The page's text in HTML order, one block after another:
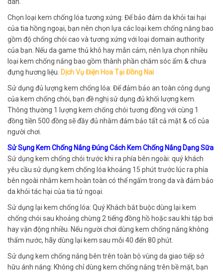
dán.
Chọn loại kem chống lóa tương xứng: Để bảo đảm da khỏi tai hại
của tia hồng ngoại, bạn nên chọn lựa các loại kem chống nắng bao
gồm độ chống chói cao và tương xứng với loại domain authority
của bạn. Nếu da game thủ khô hay mẫn cảm, nên lựa chọn nhiều
loại kem chống nắng bao gồm thành phần chăm sóc ẩm & chưa
đựng hương liệu. Dịch Vụ Điện Hoa Tại Đồng Nai
Sử dụng đủ lượng kem chống lóa: Để đảm bảo an toàn công dụng
của kem chống chói, bạn đề nghị sử dụng đủ khối lượng kem.
Thông thường 1 lượng kem chống chói tương đồng với cùng 1
đồng tiền 500 đồng sẽ đầy đủ nhằm đảm bảo tất cả mặt & cổ của
người chơi.
Sử Sụng Kem Chống Nắng Đúng Cách Kem Chống Nắng Dạng Sữa
Sử dụng kem chống chói trước khi ra phía bên ngoài: quý khách
yêu cầu sử dụng kem chống lóa khoảng 15 phút trước lúc ra phía
bên ngoài nhằm kem hoàn toàn có thể ngấm trong da và đảm bảo
da khỏi tác hại của tia tử ngoại.
Sử dụng lại kem chống lóa: Quý Khách bắt buộc dùng lại kem
chống chói sau khoảng chừng 2 tiếng đồng hồ hoặc sau khi tập bơi
hay vận động nhiều. Nếu người chơi dùng kem chống nắng không
thấm nước, hãy dùng lại kem sau mỗi 40 đến 80 phút.
Sử dụng kem chống nắng bên trên toàn bộ vùng da giao tiếp sở
hữu ánh nắng: Không chỉ dùng kem chống nắng trên bề mặt, bạn